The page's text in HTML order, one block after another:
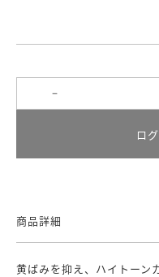
ロ
商品詳細
黄ばみを抑え、ハイトーン